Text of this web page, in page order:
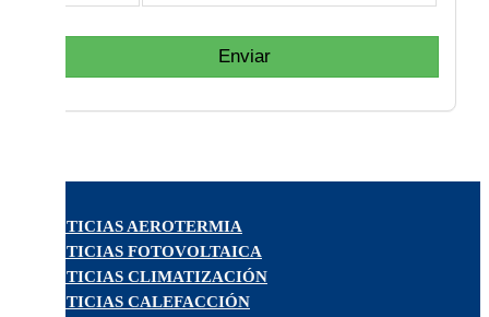
Enviar
NOTICIAS AEROTERMIA
NOTICIAS FOTOVOLTAICA
NOTICIAS CLIMATIZACIÓN
NOTICIAS CALEFACCIÓN